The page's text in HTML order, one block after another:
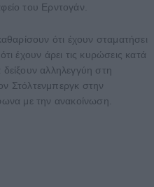
του Ερντογάν.
ότι έχουν σταματήσει
έχουν άρει τις κυρώσεις κατά
δείξουν αλληλεγγύη στη
Στόλτενμπεργκ στην
με την ανακοίνωση.